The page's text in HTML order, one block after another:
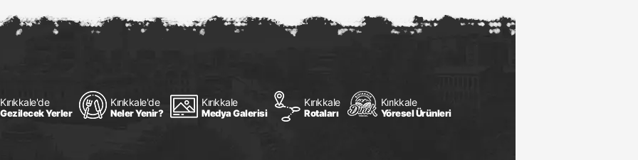
Kırıkkale'de
Gezilecek Yerler
Kırıkkale'de
Neler Yenir?
Kırıkkale
Medya Galerisi
Kırıkkale
Rotaları
Kırıkkale
Yöresel Ürünleri